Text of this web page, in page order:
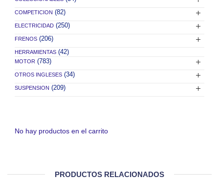
COMPETICION (82)
ELECTRICIDAD (250)
FRENOS (206)
HERRAMIENTAS (42)
MOTOR (783)
OTROS INGLESES (34)
SUSPENSION (209)
No hay productos en el carrito
PRODUCTOS RELACIONADOS